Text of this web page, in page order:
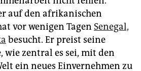
auf den afrikanischen
vor wenigen Tagen Senegal,
besucht. Er preist seine
wie zentral es sei, mit den
ein neues Einvernehmen zu